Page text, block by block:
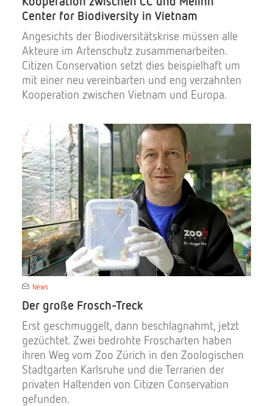
Center for Biodiversity in Vietnam
Angesichts der Biodiversitätskrise müssen alle
Akteure im Artenschutz zusammenarbeiten.
Citizen Conservation setzt dies beispielhaft um
mit einer neu vereinbarten und eng verzahnten
Kooperation zwischen Vietnam und Europa.
News
Der große Frosch-Treck
Erst geschmuggelt, dann beschlagnahmt, jetzt
gezüchtet. Zwei bedrohte Froscharten haben
ihren Weg vom Zoo Zürich in den Zoologischen
Stadtgarten Karlsruhe und die Terrarien der
privaten Haltenden von Citizen Conservation
gefunden.